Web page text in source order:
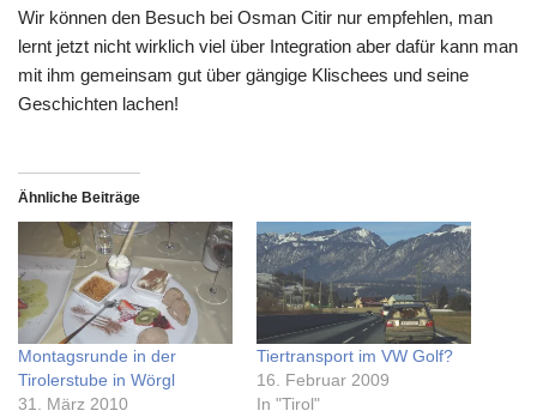
Wir können den Besuch bei Osman Citir nur empfehlen, man
lernt jetzt nicht wirklich viel über Integration aber dafür kann man
mit ihm gemeinsam gut über gängige Klischees und seine
Geschichten lachen!
Ähnliche Beiträge
Montagsrunde in der
Tirolerstube in Wörgl
31. März 2010
Tiertransport im VW Golf?
16. Februar 2009
In "Tirol"